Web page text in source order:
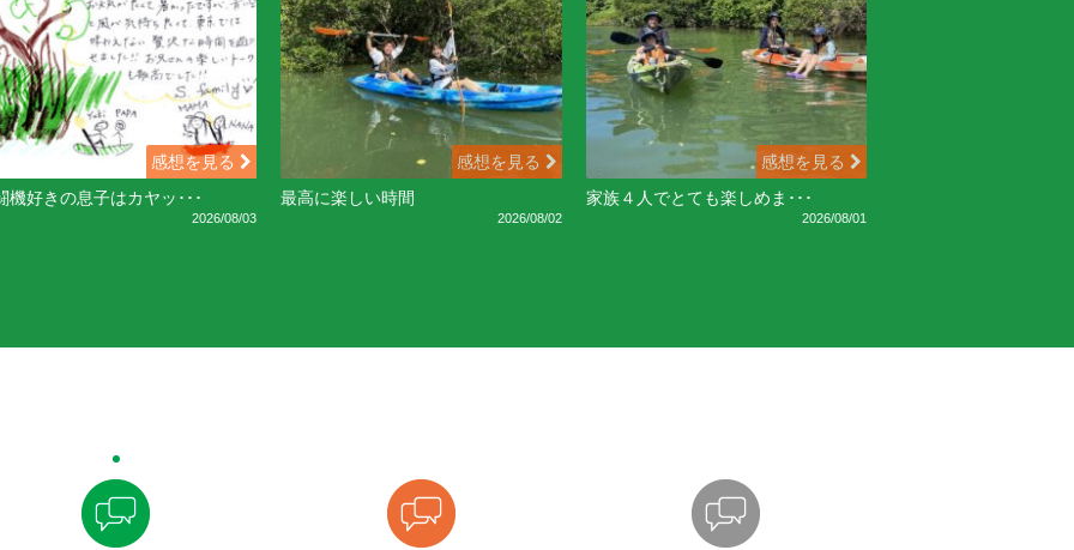
感想を見る
機好きの息子はカヤッ･･･
2026/08/03
感想を見る
最高に楽しい時間
2026/08/02
感想を見る
家族４人でとても楽しめま･･･
2026/08/01